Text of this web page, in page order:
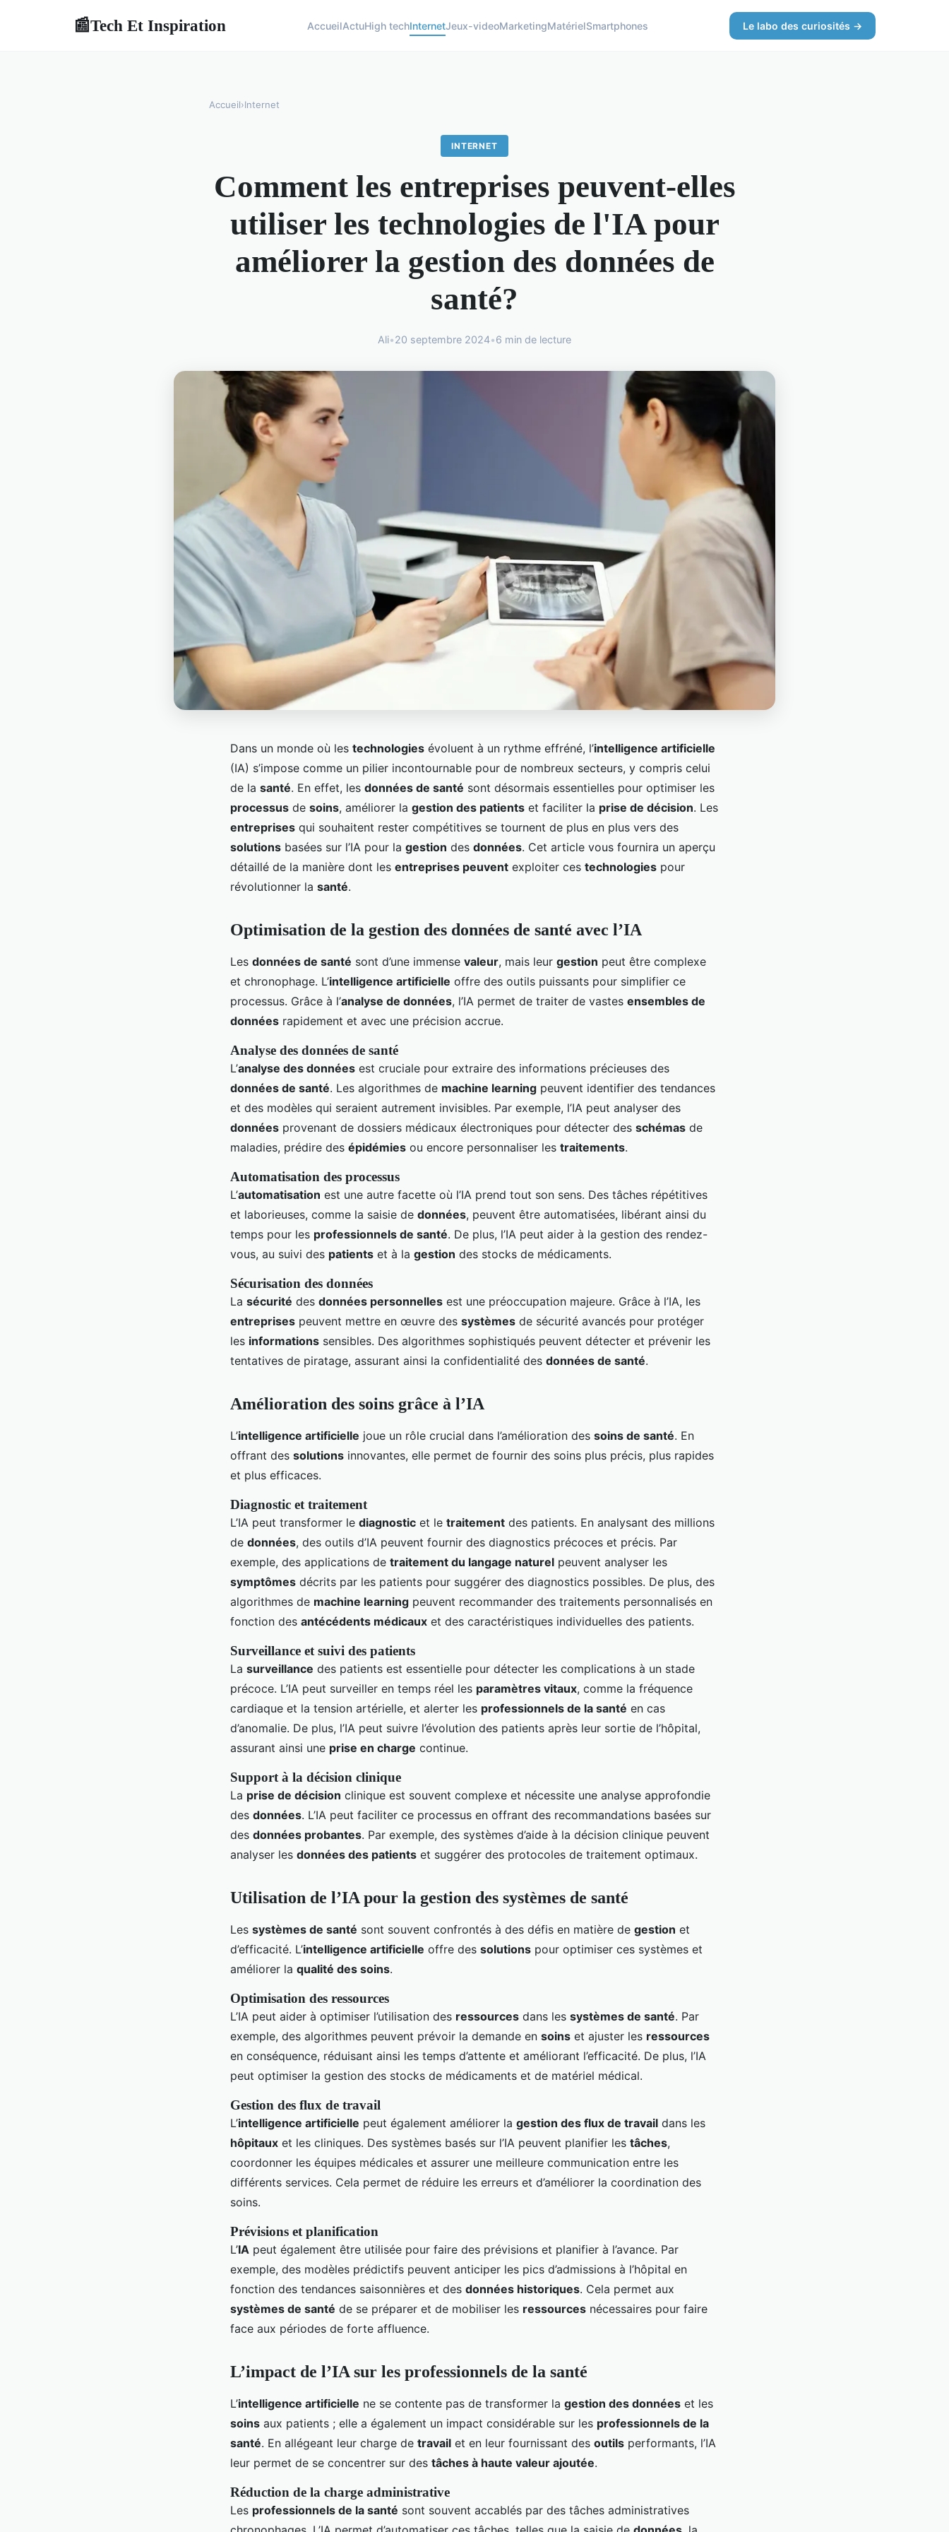
📰Tech Et Inspiration AccueilActuHigh techInternetJeux-videoMarketingMatérielSmartphones Le labo des curiosités →
Accueil›Internet
INTERNET
Comment les entreprises peuvent-elles
utiliser les technologies de l'IA pour
améliorer la gestion des données de
santé?
Ali•20 septembre 2024•6 min de lecture
Dans un monde où les technologies évoluent à un rythme effréné, l’intelligence artificielle
(IA) s’impose comme un pilier incontournable pour de nombreux secteurs, y compris celui
de la santé. En effet, les données de santé sont désormais essentielles pour optimiser les
processus de soins, améliorer la gestion des patients et faciliter la prise de décision. Les
entreprises qui souhaitent rester compétitives se tournent de plus en plus vers des
solutions basées sur l’IA pour la gestion des données. Cet article vous fournira un aperçu
détaillé de la manière dont les entreprises peuvent exploiter ces technologies pour
révolutionner la santé.
Optimisation de la gestion des données de santé avec l’IA
Les données de santé sont d’une immense valeur, mais leur gestion peut être complexe
et chronophage. L’intelligence artificielle offre des outils puissants pour simplifier ce
processus. Grâce à l’analyse de données, l’IA permet de traiter de vastes ensembles de
données rapidement et avec une précision accrue.
Analyse des données de santé
L’analyse des données est cruciale pour extraire des informations précieuses des
données de santé. Les algorithmes de machine learning peuvent identifier des tendances
et des modèles qui seraient autrement invisibles. Par exemple, l’IA peut analyser des
données provenant de dossiers médicaux électroniques pour détecter des schémas de
maladies, prédire des épidémies ou encore personnaliser les traitements.
Automatisation des processus
L’automatisation est une autre facette où l’IA prend tout son sens. Des tâches répétitives
et laborieuses, comme la saisie de données, peuvent être automatisées, libérant ainsi du
temps pour les professionnels de santé. De plus, l’IA peut aider à la gestion des rendez-
vous, au suivi des patients et à la gestion des stocks de médicaments.
Sécurisation des données
La sécurité des données personnelles est une préoccupation majeure. Grâce à l’IA, les
entreprises peuvent mettre en œuvre des systèmes de sécurité avancés pour protéger
les informations sensibles. Des algorithmes sophistiqués peuvent détecter et prévenir les
tentatives de piratage, assurant ainsi la confidentialité des données de santé.
Amélioration des soins grâce à l’IA
L’intelligence artificielle joue un rôle crucial dans l’amélioration des soins de santé. En
offrant des solutions innovantes, elle permet de fournir des soins plus précis, plus rapides
et plus efficaces.
Diagnostic et traitement
L’IA peut transformer le diagnostic et le traitement des patients. En analysant des millions
de données, des outils d’IA peuvent fournir des diagnostics précoces et précis. Par
exemple, des applications de traitement du langage naturel peuvent analyser les
symptômes décrits par les patients pour suggérer des diagnostics possibles. De plus, des
algorithmes de machine learning peuvent recommander des traitements personnalisés en
fonction des antécédents médicaux et des caractéristiques individuelles des patients.
Surveillance et suivi des patients
La surveillance des patients est essentielle pour détecter les complications à un stade
précoce. L’IA peut surveiller en temps réel les paramètres vitaux, comme la fréquence
cardiaque et la tension artérielle, et alerter les professionnels de la santé en cas
d’anomalie. De plus, l’IA peut suivre l’évolution des patients après leur sortie de l’hôpital,
assurant ainsi une prise en charge continue.
Support à la décision clinique
La prise de décision clinique est souvent complexe et nécessite une analyse approfondie
des données. L’IA peut faciliter ce processus en offrant des recommandations basées sur
des données probantes. Par exemple, des systèmes d’aide à la décision clinique peuvent
analyser les données des patients et suggérer des protocoles de traitement optimaux.
Utilisation de l’IA pour la gestion des systèmes de santé
Les systèmes de santé sont souvent confrontés à des défis en matière de gestion et
d’efficacité. L’intelligence artificielle offre des solutions pour optimiser ces systèmes et
améliorer la qualité des soins.
Optimisation des ressources
L’IA peut aider à optimiser l’utilisation des ressources dans les systèmes de santé. Par
exemple, des algorithmes peuvent prévoir la demande en soins et ajuster les ressources
en conséquence, réduisant ainsi les temps d’attente et améliorant l’efficacité. De plus, l’IA
peut optimiser la gestion des stocks de médicaments et de matériel médical.
Gestion des flux de travail
L’intelligence artificielle peut également améliorer la gestion des flux de travail dans les
hôpitaux et les cliniques. Des systèmes basés sur l’IA peuvent planifier les tâches,
coordonner les équipes médicales et assurer une meilleure communication entre les
différents services. Cela permet de réduire les erreurs et d’améliorer la coordination des
soins.
Prévisions et planification
L’IA peut également être utilisée pour faire des prévisions et planifier à l’avance. Par
exemple, des modèles prédictifs peuvent anticiper les pics d’admissions à l’hôpital en
fonction des tendances saisonnières et des données historiques. Cela permet aux
systèmes de santé de se préparer et de mobiliser les ressources nécessaires pour faire
face aux périodes de forte affluence.
L’impact de l’IA sur les professionnels de la santé
L’intelligence artificielle ne se contente pas de transformer la gestion des données et les
soins aux patients ; elle a également un impact considérable sur les professionnels de la
santé. En allégeant leur charge de travail et en leur fournissant des outils performants, l’IA
leur permet de se concentrer sur des tâches à haute valeur ajoutée.
Réduction de la charge administrative
Les professionnels de la santé sont souvent accablés par des tâches administratives